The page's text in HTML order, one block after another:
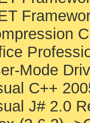
Mode
C++
J# 2.0